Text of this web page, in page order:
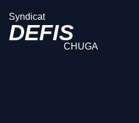
Syndicat
DEFIS
CHUGA